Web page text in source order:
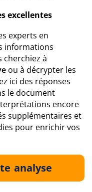
excellentes
experts en
informations
cherchiez à
ou à décrypter les
ici des réponses
le document
encore
supplémentaires et
pour enrichir vos
analyse